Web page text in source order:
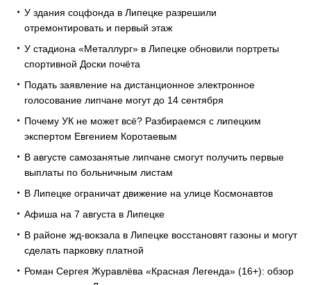
У здания соцфонда в Липецке разрешили
отремонтировать и первый этаж
У стадиона «Металлург» в Липецке обновили портреты
спортивной Доски почёта
Подать заявление на дистанционное электронное
голосование липчане могут до 14 сентября
Почему УК не может всё? Разбираемся с липецким
экспертом Евгением Коротаевым
В августе самозанятые липчане смогут получить первые
выплаты по больничным листам
В Липецке ограничат движение на улице Космонавтов
Афиша на 7 августа в Липецке
В районе жд-вокзала в Липецке восстановят газоны и могут
сделать парковку платной
Роман Сергея Журавлёва «Красная Легенда» (16+): обзор